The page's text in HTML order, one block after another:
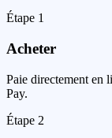
Étape 1
Acheter
Paie directement en
Pay.
Étape 2